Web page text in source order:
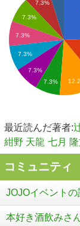
7.3%
7.3%
7.3%
7.3%
7.3%
7.3%
最近読んだ著者:
紺野 天龍 七月
コミュニティ
JOJOイベントの
本好き酒飲みさ